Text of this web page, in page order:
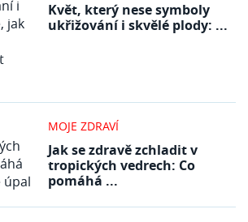
Květ, který nese symboly
ukřižování i skvělé plody: ...
MOJE ZDRAVÍ
Jak se zdravě zchladit v
tropických vedrech: Co
pomáhá ...